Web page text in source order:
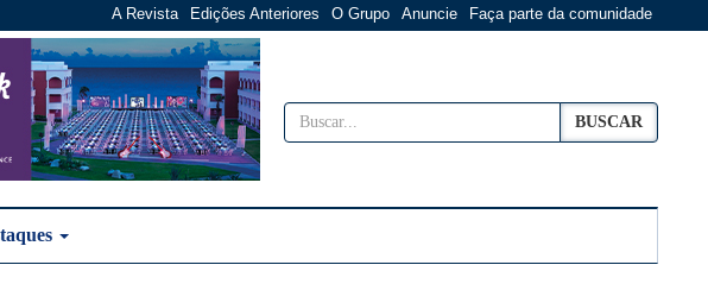
A Revista Edições Anteriores O Grupo Anuncie Faça parte da comunidade
BUSCAR